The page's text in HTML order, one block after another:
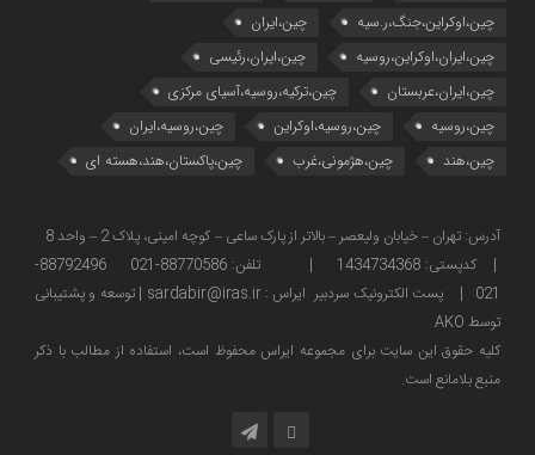
چین،اوکراین،جنگ،ر.سیه
چین،ایران
چین،ایران،اوکراین،روسیه
چین،ایران،رئیسی
چین،ایران،عربستان
چین،ترکیه،روسیه،آسیای مرکزی
چین،روسیه
چین،روسیه،اوکراین
چین،روسیه،ایران
چین،هند
چین،هژمونی،غرب چین،پاکستان،هند،هسته ای
| کدپستی: 1434734368 | تلفن: 88770586-021 88792496-
021 | پست الکترونیک سردبیر ایراس : sardabir@iras.ir |
توسعه و پشتیبانی
توسط AKO
كليه حقوق این سایت برای مجموعه ایراس محفوظ است، استفاده از مطالب با ذكر
منبع بلامانع است.